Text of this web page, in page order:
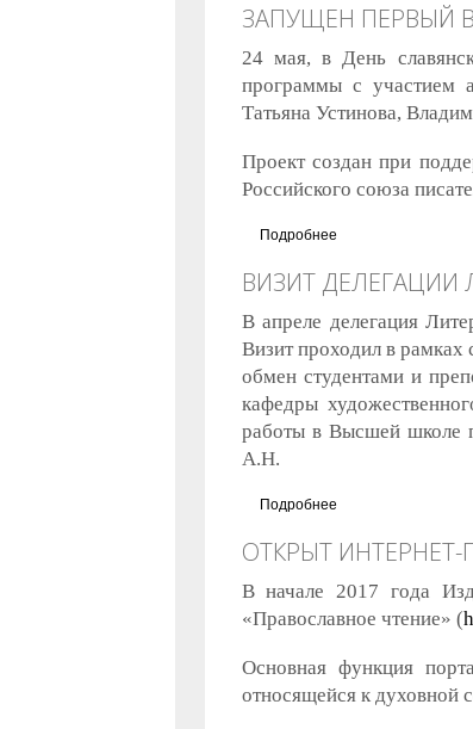
ЗАПУЩЕН ПЕРВЫЙ
24 мая, в День
программы с участием
Татьяна Устинова,
Проект создан при
Российского союза
Подробнее
ВИЗИТ ДЕЛЕГАЦИИ
В апреле делегация
Визит проходил в
обмен студентами и
кафедры
работы в Высшей школе
А.Н.
Подробнее
ОТКРЫТ
В начале 2017 года
«Православное чтение» (
Основная функция
относящейся к духовной